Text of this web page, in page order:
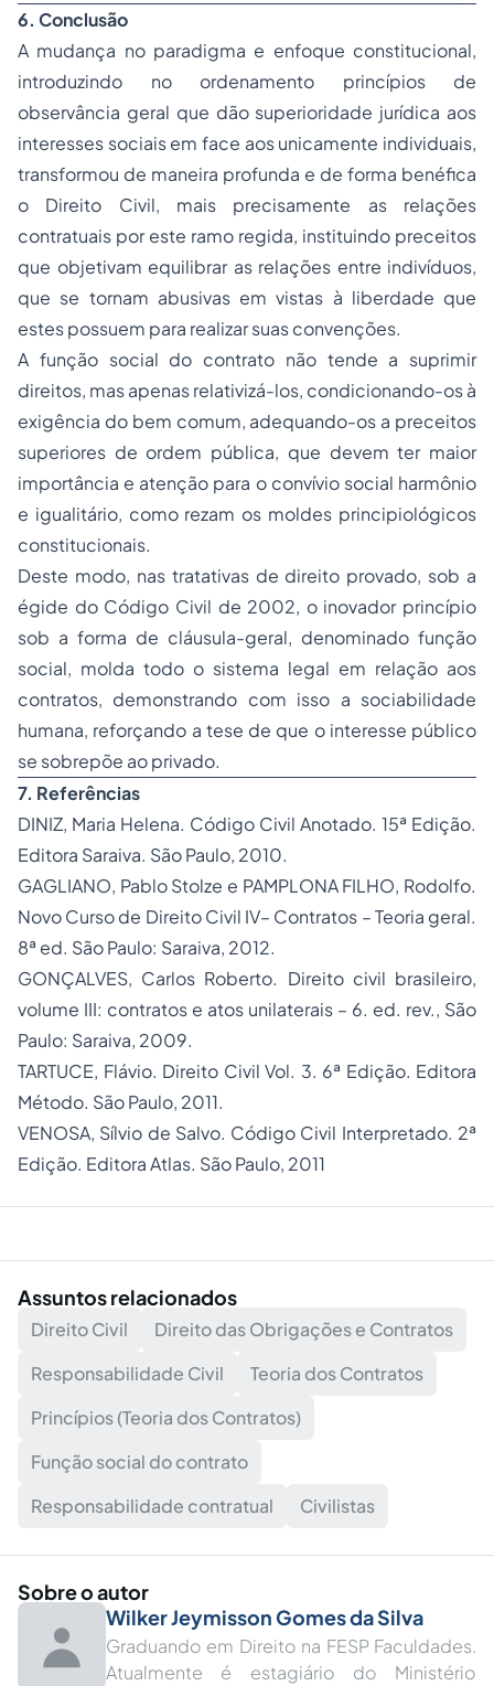
6. Conclusão
A mudança no paradigma e enfoque constitucional,
introduzindo no ordenamento princípios de
observância geral que dão superioridade jurídica aos
interesses sociais em face aos unicamente individuais,
transformou de maneira profunda e de forma benéfica
o Direito Civil, mais precisamente as relações
contratuais por este ramo regida, instituindo preceitos
que objetivam equilibrar as relações entre indivíduos,
que se tornam abusivas em vistas à liberdade que
estes possuem para realizar suas convenções.
A função social do contrato não tende a suprimir
direitos, mas apenas relativizá-los, condicionando-os à
exigência do bem comum, adequando-os a preceitos
superiores de ordem pública, que devem ter maior
importância e atenção para o convívio social harmônio
e igualitário, como rezam os moldes principiológicos
constitucionais.
Deste modo, nas tratativas de direito provado, sob a
égide do Código Civil de 2002, o inovador princípio
sob a forma de cláusula-geral, denominado função
social, molda todo o sistema legal em relação aos
contratos, demonstrando com isso a sociabilidade
humana, reforçando a tese de que o interesse público
se sobrepõe ao privado.
7. Referências
DINIZ, Maria Helena. Código Civil Anotado. 15ª Edição.
Editora Saraiva. São Paulo, 2010.
GAGLIANO, Pablo Stolze e PAMPLONA FILHO, Rodolfo.
Novo Curso de Direito Civil IV– Contratos – Teoria geral.
8ª ed. São Paulo: Saraiva, 2012.
GONÇALVES, Carlos Roberto. Direito civil brasileiro,
volume III: contratos e atos unilaterais – 6. ed. rev., São
Paulo: Saraiva, 2009.
TARTUCE, Flávio. Direito Civil Vol. 3. 6ª Edição. Editora
Método. São Paulo, 2011.
VENOSA, Sílvio de Salvo. Código Civil Interpretado. 2ª
Edição. Editora Atlas. São Paulo, 2011
Assuntos relacionados
Direito Civil
Direito das Obrigações e Contratos
Responsabilidade Civil
Teoria dos Contratos
Princípios (Teoria dos Contratos)
Função social do contrato
Responsabilidade contratual
Civilistas
Sobre o autor
Wilker Jeymisson Gomes da Silva
Graduando em Direito na FESP Faculdades.
Atualmente é estagiário do Ministério